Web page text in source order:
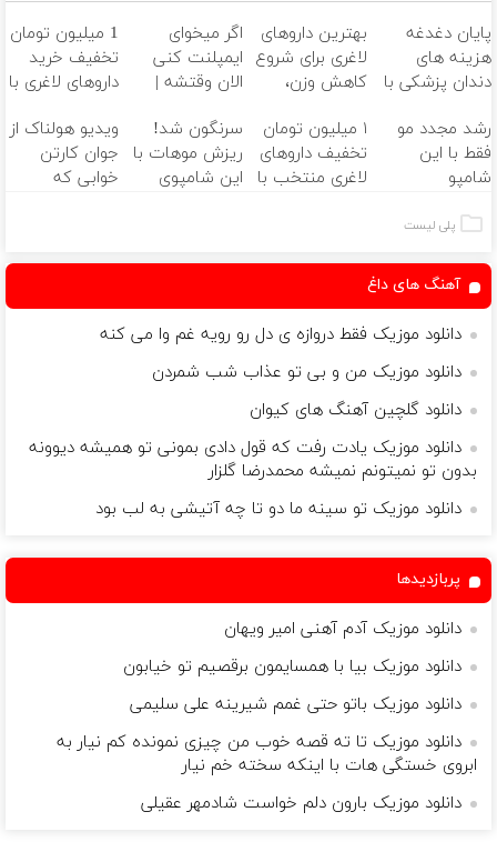
پایان دغدغه
هزینه های
دندان پزشکی با
کننده خانگی
بهترین داروهای
لاغری برای شروع
کاهش وزن،
های نزدیکت!
اگر میخوای
ایمپلنت کنی
الان وقتشه |
میلیون تومان!!!
1 میلیون تومان
تخفیف خرید
داروهای لاغری با
و پک یخ!
رشد مجدد مو
فقط با این
شامپو
تخفیف در خرید
۱ میلیون تومان
تخفیف داروهای
لاغری منتخب با
سرنگون شد!
ریزش موهات با
این شامپوی
ویدیو هولناک از
جوان کارتن
خوابی که
پلی لیست
آهنگ های داغ
دانلود موزیک فقط دروازه ی دل رو رویه غم وا می کنه
دانلود موزیک من و بی تو عذاب شب شمردن
دانلود گلچین آهنگ های کیوان
دانلود موزیک یادت رفت که قول دادی بمونی تو همیشه دیوونه
بدون تو نمیتونم نمیشه محمدرضا گلزار
دانلود موزیک تو سینه ما دو تا چه آتیشی به لب بود
پربازدیدها
دانلود موزیک آدم آهنی امیر ویهان
دانلود موزیک بیا با همسایمون برقصیم تو خیابون
دانلود موزیک باتو حتی غمم شیرینه علی سلیمی
دانلود موزیک تا ته قصه خوب من چیزی نمونده کم نیار به
ابروی خستگی هات با اینکه سخته خم نیار
دانلود موزیک بارون دلم خواست شادمهر عقیلی